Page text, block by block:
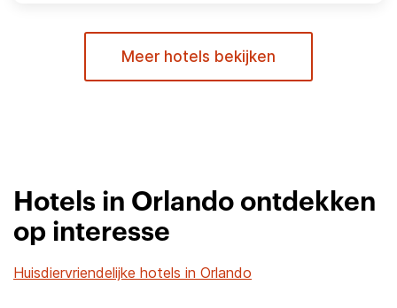
Meer hotels bekijken
Hotels in Orlando ontdekken
op interesse
Huisdiervriendelijke hotels in Orlando